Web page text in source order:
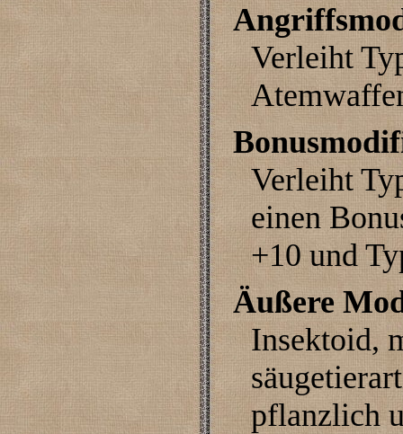
Verleiht
Verleiht
einen
+10 und
Äußere
Insektoid,
pflanzlich